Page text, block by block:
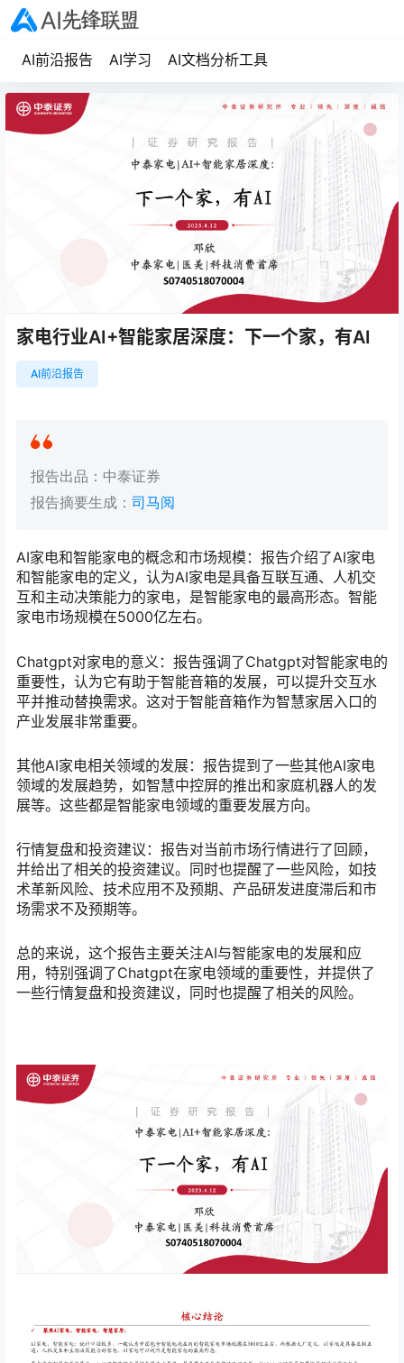
AI前沿报告 AI学习 AI文档分析工具
家电行业AI+智能家居深度：下一个家，有AI
AI前沿报告
报告出品：中泰证券
报告摘要生成： 司马阅
AI家电和智能家电的概念和市场规模：报告介绍了AI家电
和智能家电的定义，认为AI家电是具备互联互通、人机交
互和主动决策能力的家电，是智能家电的最高形态。智能
家电市场规模在5000亿左右。
Chatgpt对家电的意义：报告强调了Chatgpt对智能家电的
重要性，认为它有助于智能音箱的发展，可以提升交互水
平并推动替换需求。这对于智能音箱作为智慧家居入口的
产业发展非常重要。
其他AI家电相关领域的发展：报告提到了一些其他AI家电
领域的发展趋势，如智慧中控屏的推出和家庭机器人的发
展等。这些都是智能家电领域的重要发展方向。
行情复盘和投资建议：报告对当前市场行情进行了回顾，
并给出了相关的投资建议。同时也提醒了一些风险，如技
术革新风险、技术应用不及预期、产品研发进度滞后和市
场需求不及预期等。
总的来说，这个报告主要关注AI与智能家电的发展和应
用，特别强调了Chatgpt在家电领域的重要性，并提供了
一些行情复盘和投资建议，同时也提醒了相关的风险。